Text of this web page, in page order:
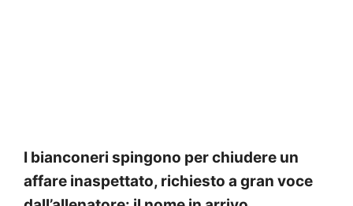
I bianconeri spingono per chiudere un
affare inaspettato, richiesto a gran voce